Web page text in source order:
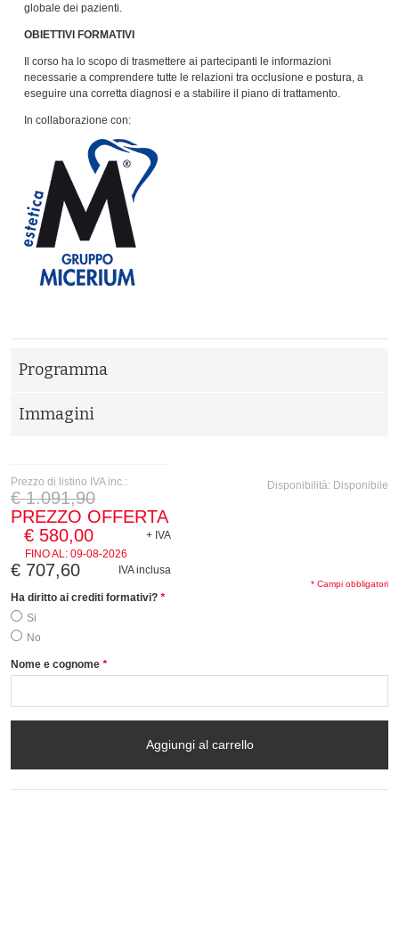
globale dei pazienti.
OBIETTIVI FORMATIVI
Il corso ha lo scopo di trasmettere ai partecipanti le informazioni
necessarie a comprendere tutte le relazioni tra occlusione e postura, a
eseguire una corretta diagnosi e a stabilire il piano di trattamento.
In collaborazione con:
Programma
Immagini
Disponibilità: Disponibile
Prezzo di listino IVA inc.:
€ 1.091,90
PREZZO OFFERTA
+ IVA
€ 580,00
FINO AL: 09-08-2026
IVA inclusa
€ 707,60
*
Ha diritto ai crediti formativi?
Si
No
*
Nome e cognome
* Campi obbligatori
Aggiungi al carrello